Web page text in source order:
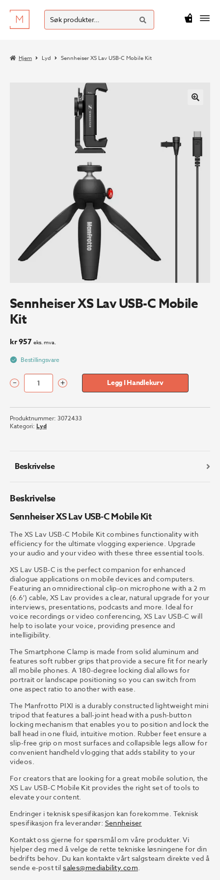
Hopp
til
Hopp
til
Søk
etter:
SØK
kr0
Hjem Lyd Sennheiser XS Lav USB-C Mobile Kit
Sennheiser XS Lav USB-C Mobile
Kit
kr957 eks. mva.
Bestillingsvare
Sennheiser
Lav
USB-
C
antall
– + Legg I Handlekurv
Produktnummer: 3072433
Kategori: Lyd
Beskrivelse
Beskrivelse
Sennheiser XS Lav USB-C Mobile Kit
The XS Lav USB-C Mobile Kit combines functionality with
efficiency for the ultimate vlogging experience. Upgrade
your audio and your video with these three essential tools.
XS Lav USB-C is the perfect companion for enhanced
dialogue applications on mobile devices and computers.
Featuring an omnidirectional clip-on microphone with a 2 m
(6.6′) cable, XS Lav provides a clear, natural upgrade for your
interviews, presentations, podcasts and more. Ideal for
voice recordings or video conferencing, XS Lav USB-C will
help to isolate your voice, providing presence and
intelligibility.
The Smartphone Clamp is made from solid aluminum and
features soft rubber grips that provide a secure fit for nearly
all mobile phones. A 180-degree locking dial allows for
portrait or landscape positioning so you can switch from
one aspect ratio to another with ease.
The Manfrotto PIXI is a durably constructed lightweight mini
tripod that features a ball-joint head with a push-button
locking mechanism that enables you to position and lock the
ball head in one fluid, intuitive motion. Rubber feet ensure a
slip-free grip on most surfaces and collapsible legs allow for
convenient handheld vlogging that adds stability to your
videos.
For creators that are looking for a great mobile solution, the
XS Lav USB-C Mobile Kit provides the right set of tools to
elevate your content.
Endringer i teknisk spesifikasjon kan forekomme. Teknisk
spesifikasjon fra leverandør: Sennheiser
Kontakt oss gjerne for spørsmål om våre produkter. Vi
hjelper deg med å velge de rette tekniske løsningene for din
bedrifts behov. Du kan kontakte vårt salgsteam direkte ved å
sende e-post tilsales@mediability.com.